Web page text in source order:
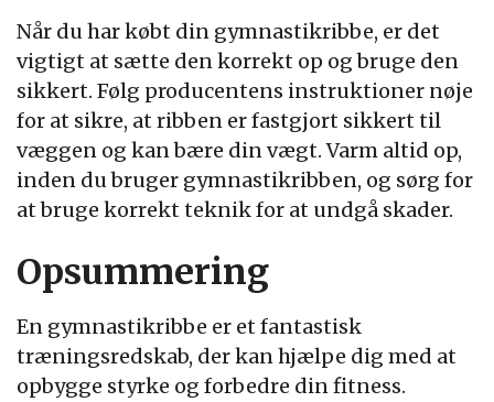
Når du har købt din gymnastikribbe, er det
vigtigt at sætte den korrekt op og bruge den
sikkert. Følg producentens instruktioner nøje
for at sikre, at ribben er fastgjort sikkert til
væggen og kan bære din vægt. Varm altid op,
inden du bruger gymnastikribben, og sørg for
at bruge korrekt teknik for at undgå skader.
Opsummering
En gymnastikribbe er et fantastisk
træningsredskab, der kan hjælpe dig med at
opbygge styrke og forbedre din fitness.